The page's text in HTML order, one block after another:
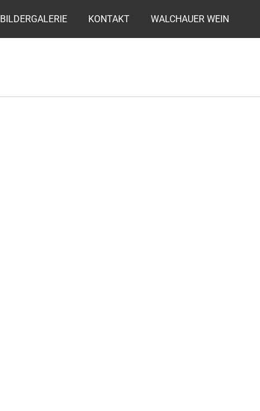
BILDERGALERIE KONTAKT WALCHAUER WEIN